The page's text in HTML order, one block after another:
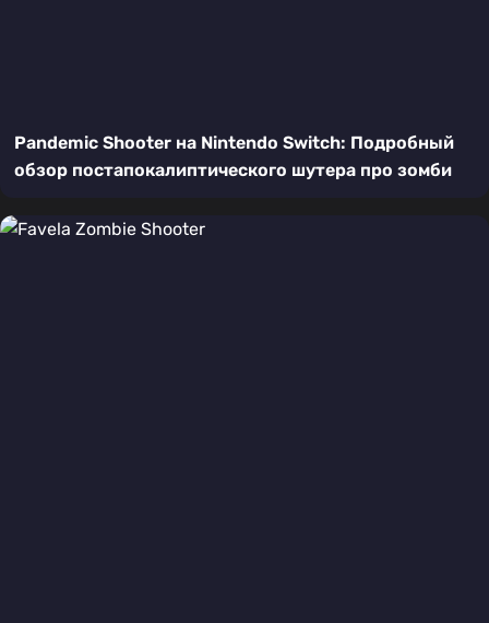
Pandemic Shooter на Nintendo Switch: Подробный
обзор постапокалиптического шутера про зомби